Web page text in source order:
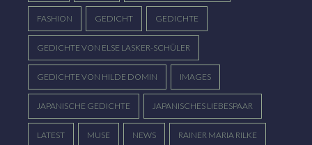
FASHION GEDICHT GEDICHTE
GEDICHTE VON ELSE LASKER-SCHÜLER
GEDICHTE VON HILDE DOMIN IMAGES
JAPANISCHE GEDICHTE JAPANISCHES LIEBESPAAR
LATEST MUSE NEWS RAINER MARIA RILKE